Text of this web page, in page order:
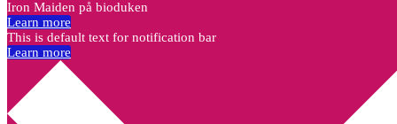
Iron Maiden på bioduken
Learn more
This is default text for notification bar
Learn more